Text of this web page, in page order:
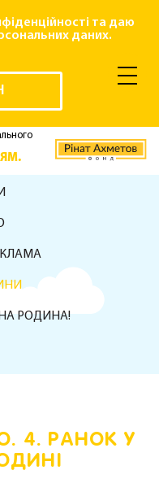
та даю
даних.
РОДИНА!
4. РАНОК У